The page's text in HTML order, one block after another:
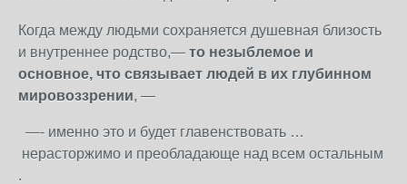
Когда между людьми сохраняется душевная близость
и внутреннее родство,— то незыблемое и
основное, что связывает людей в их глубинном
мировоззрении, —
—- именно это и будет главенствовать …
нерасторжимо и преобладающе над всем остальным
.